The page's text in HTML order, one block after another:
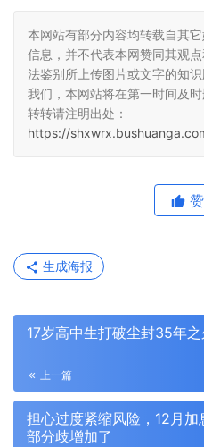
本网站有部分内容均转载自其
信息，并不代表本网赞同其观
法鉴别所上传图片或文字的知
我们，本网站将在第一时间及
转转请注明出处：
https://
赞
生成海报
17岁高中生打破尘封35年
上一篇
担心过度紧缩风险，12月
部分歧增加了